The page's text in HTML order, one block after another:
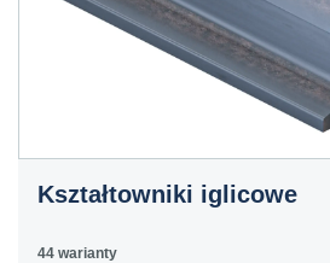
Kształtowniki iglicowe
44 warianty